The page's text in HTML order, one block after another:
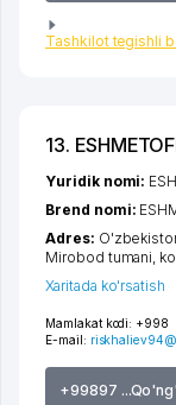
Tashkilot tegishli
13.
Mamlakat kodi: +998
E-mail:
+99897
Yuridik nomi:
Brend nomi:
Adres:
Mirobod tumani
Xaritada ko'rsatish